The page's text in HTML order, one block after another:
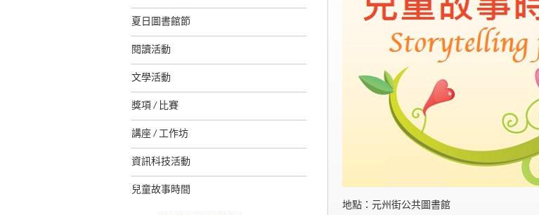
夏日圖書館節
閱讀活動
文學活動
獎項 / 比賽
講座 / 工作坊
資訊科技活動
兒童故事時間
地點：元州街公共圖書館